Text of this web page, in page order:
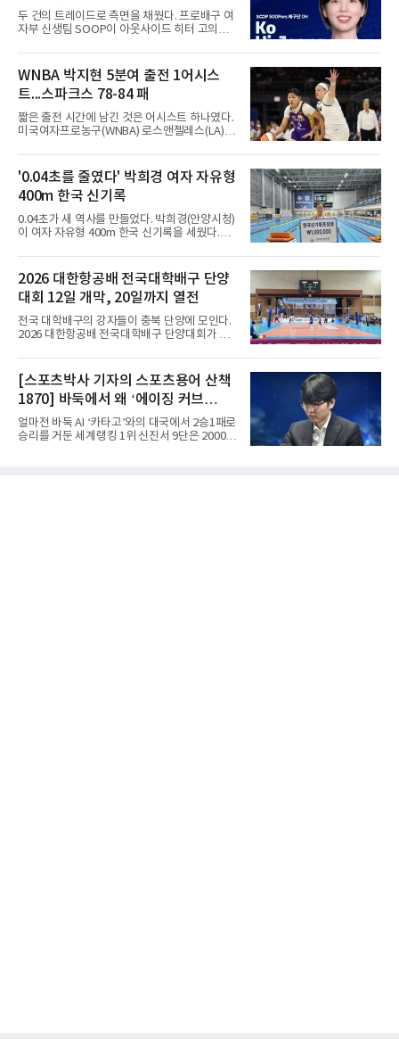
재감을 드러냈다. 킥오프 10분 전 손을 흔들며
등장하자 환호가 터졌고, 전반 막판 호르헤 도밍
게스의 선제골 때보다 벤치에서
입...창단 첫 시즌 담금질
두 건의 트레이드로 측면을 채웠다. 프로배구 여
자부 신생팀 SOOP이 아웃사이드 히터 고의정
기업은행, 현대건설과 각각 트레이드를 단행해
측면 공격수 2명을 보강했다고 10일 밝혔다. 먼
저 정솔민을 IBK기업은행으로 보내는 조건으로
고의정과 2026-2027시즌 신인 드래프트 2라운
드 지명권을 확보했고, 이어 현대건설에는
2027-2028시즌 신인 2라운드 지명권을 내주고
서지혜를 데려왔다.두 선수의 색깔은 다르다.
격력이 강점으로, 2020-2021시즌부터 세 시즌
연속 30경기 이상 출전하며 꾸준히 활약했다.
WNBA 박지현 5분여 출전 1어시스
트...스파크스 78-84 패
짧은 출전 시간에 남긴 것은 어시스트 하나였다.
미국여자프로농구(WNBA) 로스앤젤레스(LA)
졌다.박지현은 10일(한국시간) 미국 캘리포니아
주 로스앤젤레스의 크립토닷컴 아레나에서 열린
골든스테이트 발키리스와의 2026 WNBA 정규
리그 홈 경기를 벤치에서 시작해 5분 13초를 뛰
었다. 3점 슛 1개를 포함해 야투 3개를 시도했으
나 넣지 못했고, 어시스트 1개를 기록했다.결과
도 아쉬웠다. LA 스파크스는 골든스테이트에
소타 링크스의 가드 케일라 맥브라이드가 댈러
스 윙스전에서 3점 슛 10개를 성공시
'0.04초를 줄였다' 박희경 여자 자유형
400m 한국 신기록
0.04초가 새 역사를 만들었다. 박희경(안양시청)
이 여자 자유형 400m 한국 신기록을 세웠다.박
통령배 전국수영대회 여자 자유형 400m 결승에
서 4분09초65의 한국 신기록으로 우승했다. 지
난해 10월 제106회 전국체육대회에서 한다경
(전라북도체육회)이 작성한 종전 기록(4분09초
69)을 약 10개월 만에 0.04초 앞당긴 기록이다.
이 종목에서 꾸준히 정상급 기량을 보여온 박희
경은 이번 경신으로 중장거리 경쟁력을 다시 확
왔다며, 상반기에는 생각만큼 결과가 나오지 않
아 아쉬움도 있었지만 부족한 부분을
2026 대한항공배 전국대학배구 단양
대회 12일 개막, 20일까지 열전
전국 대학배구의 강자들이 충북 단양에 모인다.
2026 대한항공배 전국대학배구 단양대회가 오
펼쳐진다.한국대학배구연맹이 주최하고 단양군
체육회와 단양군배구협회가 주관하는 이번 대회
에는 남자대학부 15개 팀과 여자대학부 7개 팀
등 모두 22개 팀이 참가해 치열한 승부를 벌인
다.남자대학부는 A조에 한양대·경상국립대·충
남대·홍익대·중부대, B조에 조선대·호남대·인하
대·경일대·경희대, C조에 국립목포대·성균관대·
[스포츠박사 기자의 스포츠용어 산책
1870] 바둑에서 왜 ‘에이징 커브
(Aging Curve)’‘라고 말할까
얼마전 바둑 AI ‘카타고’와의 대국에서 2승1패로
승리를 거둔 세계랭킹 1위 신진서 9단은 2000년